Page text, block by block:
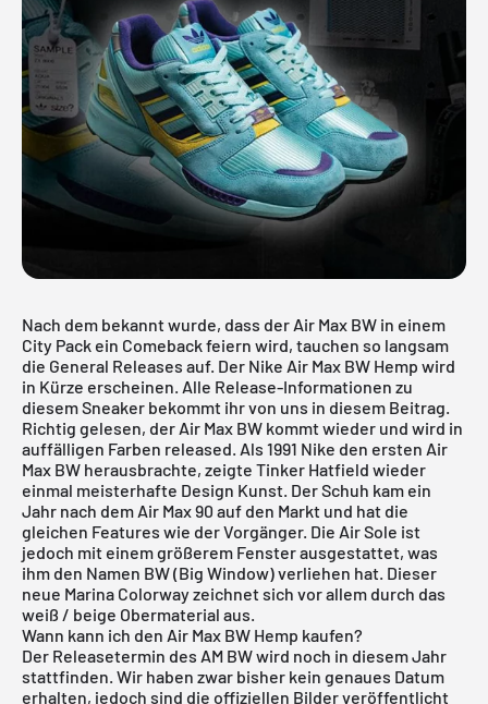
Nach dem bekannt wurde, dass der Air Max BW in einem
City Pack ein Comeback feiern wird, tauchen so langsam
die General Releases auf. Der Nike Air Max BW Hemp wird
in Kürze erscheinen. Alle Release-Informationen zu
diesem Sneaker bekommt ihr von uns in diesem Beitrag.
Richtig gelesen, der Air Max BW kommt wieder und wird in
auffälligen Farben released. Als 1991 Nike den ersten Air
Max BW herausbrachte, zeigte Tinker Hatfield wieder
einmal meisterhafte Design Kunst. Der Schuh kam ein
Jahr nach dem Air Max 90 auf den Markt und hat die
gleichen Features wie der Vorgänger. Die Air Sole ist
jedoch mit einem größerem Fenster ausgestattet, was
ihm den Namen BW (Big Window) verliehen hat. Dieser
neue Marina Colorway zeichnet sich vor allem durch das
weiß / beige Obermaterial aus.
Wann kann ich den Air Max BW Hemp kaufen?
Der Releasetermin des AM BW wird noch in diesem Jahr
stattfinden. Wir haben zwar bisher kein genaues Datum
erhalten, jedoch sind die offiziellen Bilder veröffentlicht